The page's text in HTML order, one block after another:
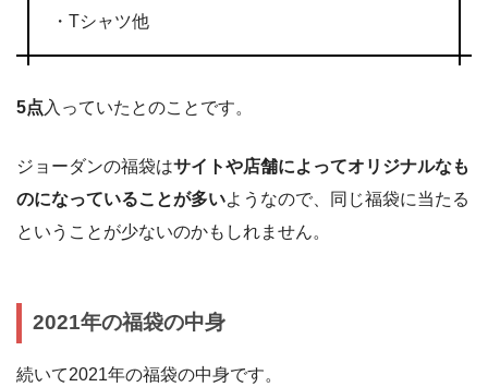
・Tシャツ他
5点 入っていたとのことです。
ジョーダンの福袋はサイトや店舗によってオリジナルなも
のになっていることが多いようなので、同じ福袋に当たる
ということが少ないのかもしれません。
2021年の福袋の中身
続いて2021年の福袋の中身です。